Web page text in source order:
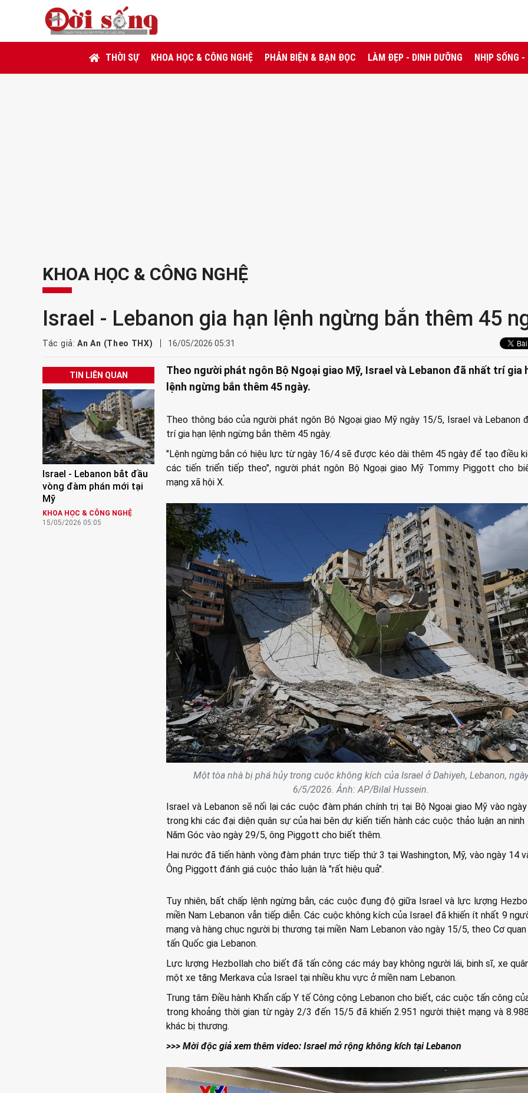
THỜI SỰ KHOA HỌC & CÔNG NGHỆ PHẢN BIỆN & BẠN ĐỌC LÀM ĐẸP - DINH DƯỠNG NHỊP SỐNG
KHOA HỌC & CÔNG NGHỆ
Israel - Lebanon gia hạn lệnh ngừng bắn thêm 45
Tác giả:An An (Theo THX) 16/05/2026 05:31
TIN LIÊN QUAN
Israel - Lebanon bắt đầu
vòng đàm phán mới tại
Mỹ
KHOA HỌC & CÔNG NGHỆ
15/05/2026 05:05
Theo người phát ngôn Bộ Ngoại giao Mỹ, Israel và Lebanon đã nhất trí gia
lệnh ngừng bắn thêm 45 ngày.
Theo thông báo của người phát ngôn Bộ Ngoại giao Mỹ ngày 15/5, Israel và Lebanon
trí gia hạn lệnh ngừng bắn thêm 45 ngày.
"Lệnh ngừng bắn có hiệu lực từ ngày 16/4 sẽ được kéo dài thêm 45 ngày để tạo điều
các tiến triển tiếp theo", người phát ngôn Bộ Ngoại giao Mỹ Tommy Piggott cho
mạng xã hội X.
Một tòa nhà bị phá hủy trong cuộc không kích của Israel ở Dahiyeh, Lebanon, ngày
6/5/2026. Ảnh: AP/Bilal Hussein.
Israel và Lebanon sẽ nối lại các cuộc đàm phán chính trị tại Bộ Ngoại giao Mỹ vào
trong khi các đại diện quân sự của hai bên dự kiến tiến hành các cuộc thảo luận an ninh
Năm Góc vào ngày 29/5, ông Piggott cho biết thêm.
Hai nước đã tiến hành vòng đàm phán trực tiếp thứ 3 tại Washington, Mỹ, vào ngày 14
Ông Piggott đánh giá cuộc thảo luận là "rất hiệu quả".
Tuy nhiên, bất chấp lệnh ngừng bắn, các cuộc đụng độ giữa Israel và lực lượng
miền Nam Lebanon vẫn tiếp diễn. Các cuộc không kích của Israel đã khiến ít nhất 9
mạng và hàng chục người bị thương tại miền Nam Lebanon vào ngày 15/5, theo Cơ
tấn Quốc gia Lebanon.
Lực lượng Hezbollah cho biết đã tấn công các máy bay không người lái, binh sĩ, xe
một xe tăng Merkava của Israel tại nhiều khu vực ở miền nam Lebanon.
Trung tâm Điều hành Khẩn cấp Y tế Công cộng Lebanon cho biết, các cuộc tấn công
trong khoảng thời gian từ ngày 2/3 đến 15/5 đã khiến 2.951 người thiệt mạng và
khác bị thương.
>>> Mời độc giả xem thêm video: Israel mở rộng không kích tại Lebanon